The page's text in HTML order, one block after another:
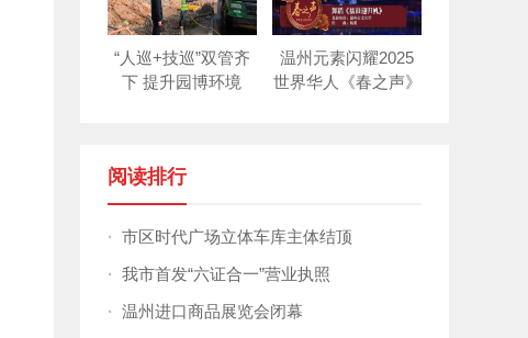
“人巡+技巡”双管齐
下 提升园博环境
温州元素闪耀2025
世界华人《春之声》
阅读排行
· 市区时代广场立体车库主体结顶
· 我市首发“六证合一”营业执照
· 温州进口商品展览会闭幕